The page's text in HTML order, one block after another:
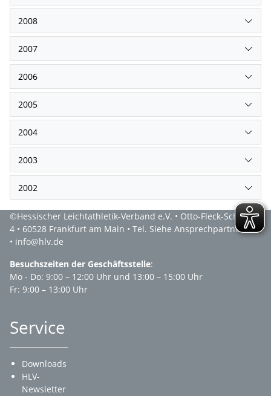
2008
2007
2006
2005
2004
2003
2002
©Hessischer Leichtathletik-Verband e.V. • Otto-Fleck-Schneise
4 • 60528 Frankfurt am Main • Tel. Siehe Ansprechpartner
• info@hlv.de
Besuchszeiten der Geschäftsstelle:
Mo - Do: 9:00 – 12:00 Uhr und 13:00 – 15:00 Uhr
Fr: 9:00 – 13:00 Uhr
Service
Downloads
HLV-
Newsletter